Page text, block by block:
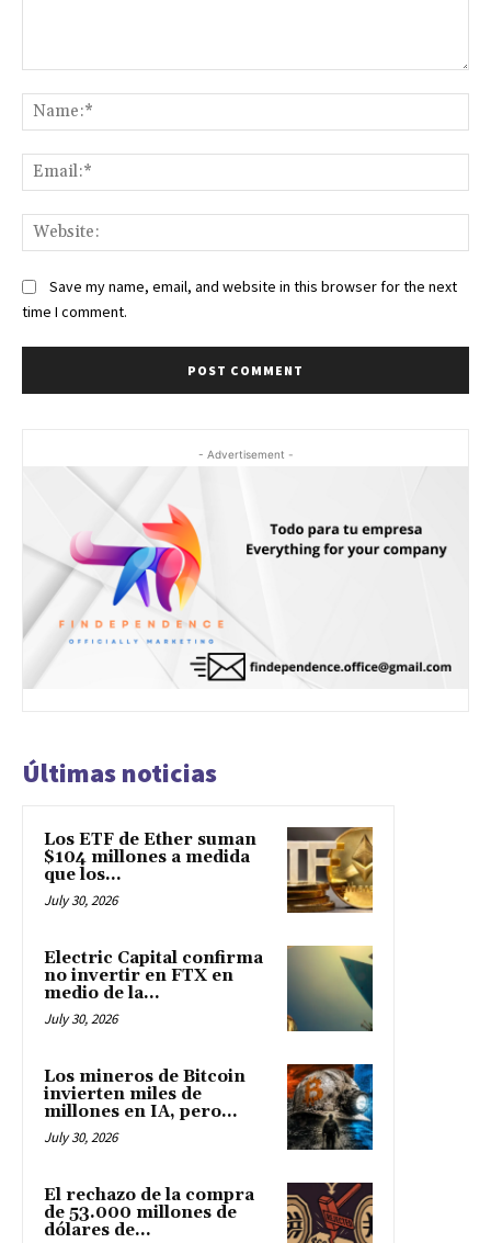
Save my name, email, and website in this browser for the next
time I comment.
- Advertisement -
Últimas noticias
Los ETF de Ether suman
$104 millones a medida
que los...
July 30, 2026
Electric Capital confirma
no invertir en FTX en
medio de la...
July 30, 2026
Los mineros de Bitcoin
invierten miles de
millones en IA, pero...
July 30, 2026
El rechazo de la compra
de 53.000 millones de
dólares de...